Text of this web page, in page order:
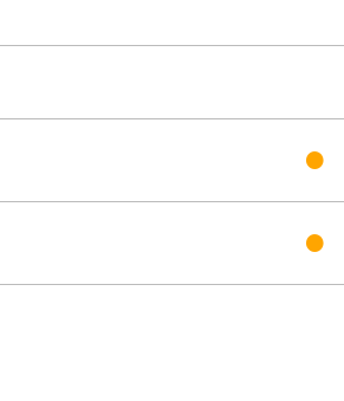
●
●